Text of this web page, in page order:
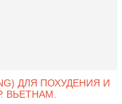
ДЛЯ ПОХУДЕНИЯ И
ВЬЕТНАМ.